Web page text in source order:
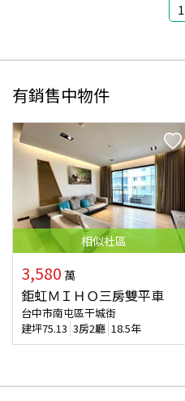
1
有銷售中物件
相似社區
3,580 萬
鉅虹ＭＩＨＯ三房雙平車
台中市南屯區干城街
建坪75.13 3房2廳 18.5年